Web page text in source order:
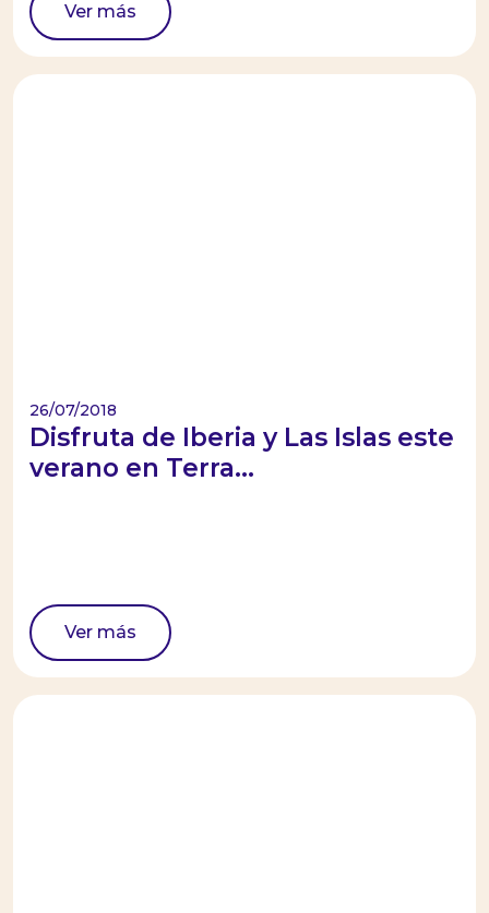
Ver más
26/07/2018
Disfruta de Iberia y Las Islas este
verano en Terra...
Ver más